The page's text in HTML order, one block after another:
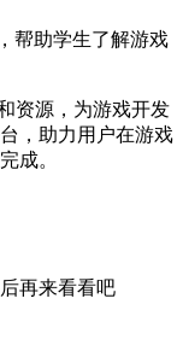
帮助学生了解游戏
资源，为游戏开发
，助力用户在游戏
成。
再来看看吧